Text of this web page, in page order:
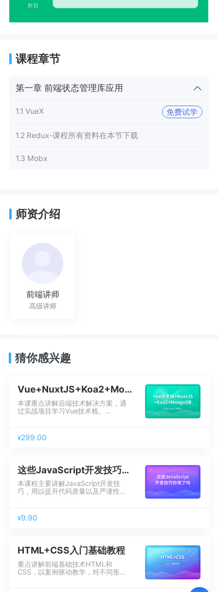
课程章节
第一章 前端状态管理库应用
1.1 VueX 免费试学
1.2 Redux-课程所有资料在本节下载
1.3 Mobx
师资介绍
前端讲师
高级讲师
猜你感兴趣
Vue+NuxtJS+Koa2+Mongo开发全栈电商平台
本课重点讲解后端技术解决方案，通
过实战项目学习Vue技术栈、
后端技术，帮学员掌握企业级前后端
分离项目的开发经验以及技术解决方
¥299.00
这些JavaScript开发技巧你用了吗
本课程主要讲解JavaScript开发技
巧，用以提升代码质量以及严谨性，
¥9.90
HTML+CSS入门基础教程
重点讲解前端基础技术HTML和
CSS，以案例驱动教学，对不同形式